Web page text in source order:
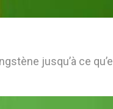
jusqu’à ce